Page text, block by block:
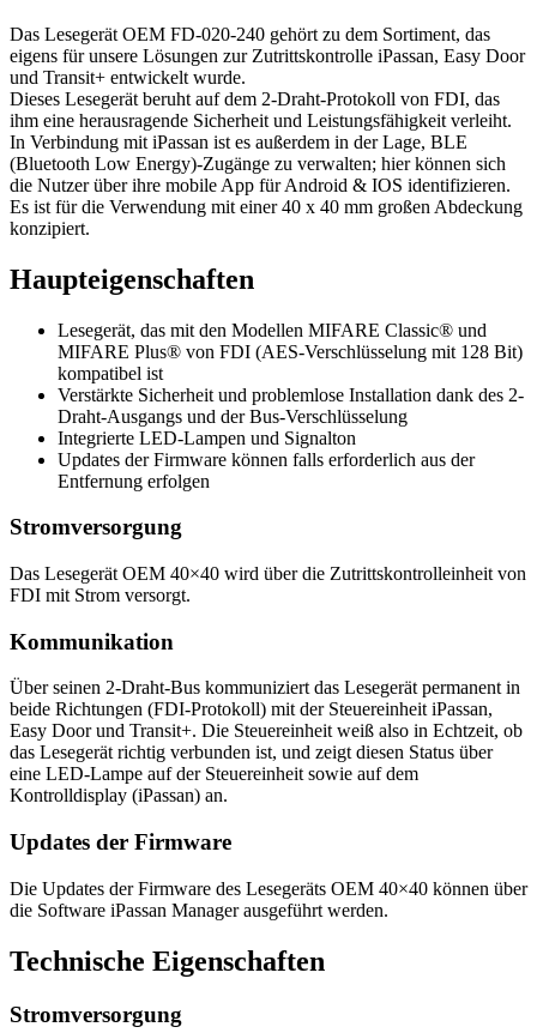
Das Lesegerät OEM FD-020-240 gehört zu dem Sortiment, das
eigens für unsere Lösungen zur Zutrittskontrolle iPassan, Easy Door
und Transit+ entwickelt wurde.
Dieses Lesegerät beruht auf dem 2-Draht-Protokoll von FDI, das
ihm eine herausragende Sicherheit und Leistungsfähigkeit verleiht.
In Verbindung mit iPassan ist es außerdem in der Lage, BLE
(Bluetooth Low Energy)-Zugänge zu verwalten; hier können sich
die Nutzer über ihre mobile App für Android & IOS identifizieren.
Es ist für die Verwendung mit einer 40 x 40 mm großen Abdeckung
konzipiert.
Haupteigenschaften
Lesegerät, das mit den Modellen MIFARE Classic® und
MIFARE Plus® von FDI (AES-Verschlüsselung mit 128 Bit)
kompatibel ist
Verstärkte Sicherheit und problemlose Installation dank des 2-
Draht-Ausgangs und der Bus-Verschlüsselung
Integrierte LED-Lampen und Signalton
Updates der Firmware können falls erforderlich aus der
Entfernung erfolgen
Stromversorgung
Das Lesegerät OEM 40×40 wird über die Zutrittskontrolleinheit von
FDI mit Strom versorgt.
Kommunikation
Über seinen 2-Draht-Bus kommuniziert das Lesegerät permanent in
beide Richtungen (FDI-Protokoll) mit der Steuereinheit iPassan,
Easy Door und Transit+. Die Steuereinheit weiß also in Echtzeit, ob
das Lesegerät richtig verbunden ist, und zeigt diesen Status über
eine LED-Lampe auf der Steuereinheit sowie auf dem
Kontrolldisplay (iPassan) an.
Updates der Firmware
Die Updates der Firmware des Lesegeräts OEM 40×40 können über
die Software iPassan Manager ausgeführt werden.
Technische Eigenschaften
Stromversorgung